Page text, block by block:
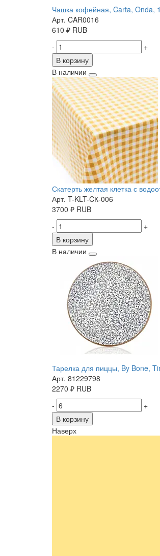
Чашка кофейная, Carta, Onda,
Арт. CAR0016
610 ₽ RUB
-
+
В корзину
В наличии
Скатерть желтая клетка с
Арт. T-KLT-CК-006
3700 ₽ RUB
-
+
В корзину
В наличии
Тарелка для пиццы, By Bone,
Арт. 81229798
2270 ₽ RUB
-
+
В корзину
Наверх